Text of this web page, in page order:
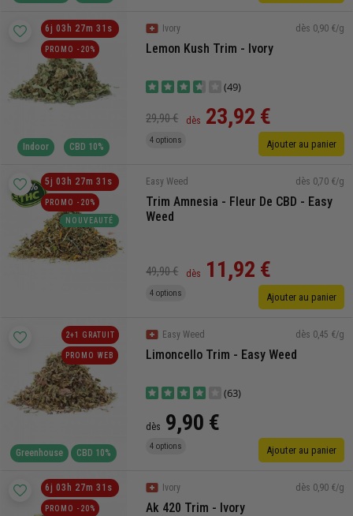
6j 03 h 27m 30 s
PROMO -20%
Indoor CBD 10%
Ivory dès 0,90 €/g
Lemon Kush Trim - Ivory
(49)
29,90 € dès 23,92 €
4 options Ajouter au panier
5j 03 h 27m 30 s
PROMO -20%
NOUVEAUTÉ
Easy Weed dès 0,70 €/g
Trim Amnesia - Fleur De CBD - Easy
Weed
49,90 € dès 11,92 €
4 options Ajouter au panier
2+1 GRATUIT
PROMO WEB
Greenhouse CBD 10%
Easy Weed dès 0,45 €/g
Limoncello Trim - Easy Weed
(63)
dès 9,90 €
4 options Ajouter au panier
6j 03 h 27m 30 s
PROMO -20%
Ivory dès 0,90 €/g
Ak 420 Trim - Ivory